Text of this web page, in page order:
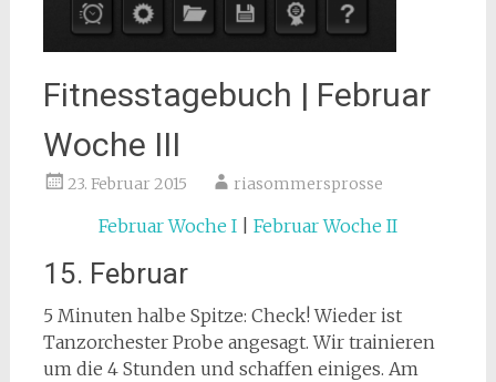
Fitnesstagebuch | Februar
Woche III
23. Februar 2015 riasommersprosse
Februar Woche I| Februar Woche II
15. Februar
5 Minuten halbe Spitze: Check! Wieder ist
Tanzorchester Probe angesagt. Wir trainieren
um die 4 Stunden und schaffen einiges. Am